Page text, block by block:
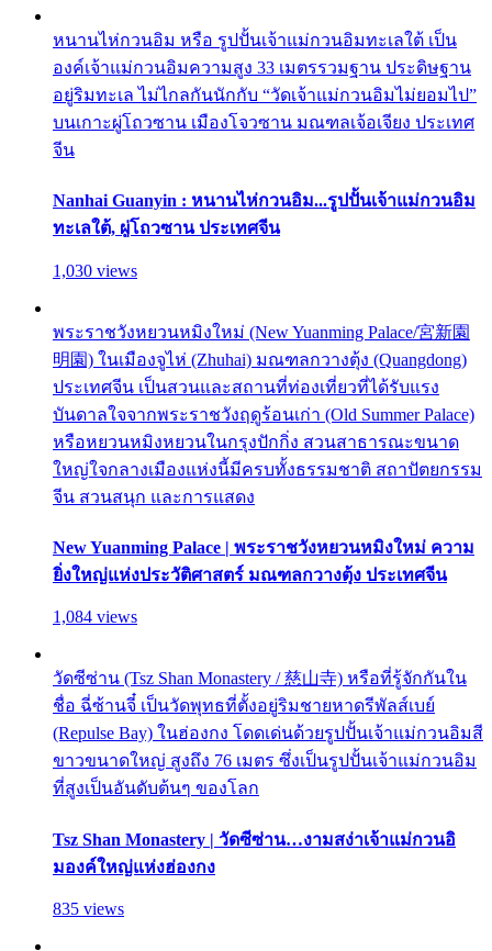
หนานไห่กวนอิม หรือ รูปปั้นเจ้าแม่กวนอิมทะเลใต้ เป็น
องค์เจ้าแม่กวนอิมความสูง 33 เมตรรวมฐาน ประดิษฐาน
อยู่ริมทะเล ไม่ไกลกันนักกับ “วัดเจ้าแม่กวนอิมไม่ยอมไป”
บนเกาะผู่โถวซาน เมืองโจวซาน มณฑลเจ้อเจียง ประเทศ
จีน
Nanhai Guanyin : หนานไห่กวนอิม...รูปปั้นเจ้าแม่กวนอิม
ทะเลใต้, ผู่โถวซาน ประเทศจีน
1,030 views
พระราชวังหยวนหมิงใหม่ (New Yuanming Palace/宮新園
明園) ในเมืองจูไห่ (Zhuhai) มณฑลกวางตุ้ง (Quangdong)
ประเทศจีน เป็นสวนและสถานที่ท่องเที่ยวที่ได้รับแรง
บันดาลใจจากพระราชวังฤดูร้อนเก่า (Old Summer Palace)
หรือหยวนหมิงหยวนในกรุงปักกิ่ง สวนสาธารณะขนาด
ใหญ่ใจกลางเมืองแห่งนี้มีครบทั้งธรรมชาติ สถาปัตยกรรม
จีน สวนสนุก และการแสดง
New Yuanming Palace | พระราชวังหยวนหมิงใหม่ ความ
ยิ่งใหญ่แห่งประวัติศาสตร์ มณฑลกวางตุ้ง ประเทศจีน
1,084 views
วัดซีซ่าน (Tsz Shan Monastery / 慈山寺) หรือที่รู้จักกันใน
ชื่อ ฉี่ซ้านจี๋ เป็นวัดพุทธที่ตั้งอยู่ริมชายหาดรีพัลส์เบย์
(Repulse Bay) ในฮ่องกง โดดเด่นด้วยรูปปั้นเจ้าแม่กวนอิมสี
ขาวขนาดใหญ่ สูงถึง 76 เมตร ซึ่งเป็นรูปปั้นเจ้าแม่กวนอิม
ที่สูงเป็นอันดับต้นๆ ของโลก
Tsz Shan Monastery | วัดซีซ่าน…งามสง่าเจ้าแม่กวนอิ
มองค์ใหญ่แห่งฮ่องกง
835 views